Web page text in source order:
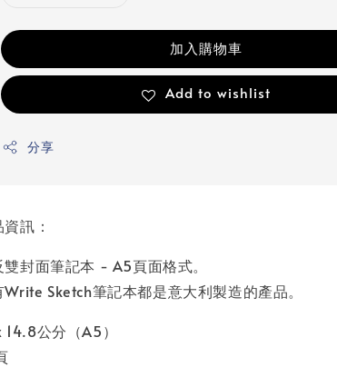
加入購物車
Add to wishlist
分享
訊：
雙封面筆記本 - A5頁面格式。
Write Sketch筆記本都是意大利製造的產品。
14.8公分（A5）